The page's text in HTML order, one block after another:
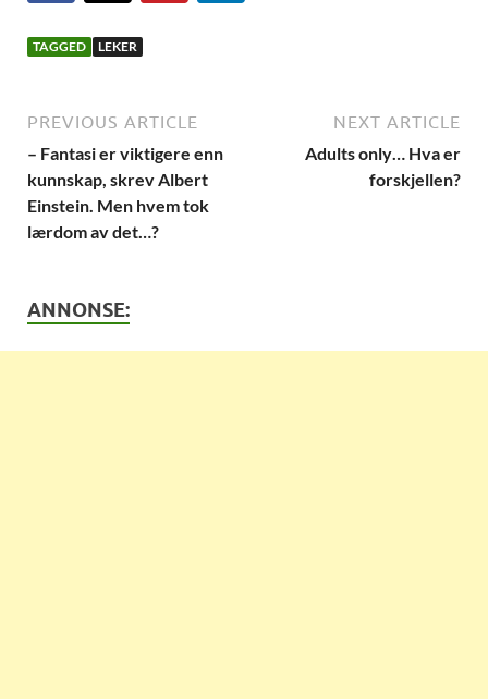
TAGGED LEKER
PREVIOUS ARTICLE
– Fantasi er viktigere enn
kunnskap, skrev Albert
Einstein. Men hvem tok
lærdom av det…?
NEXT ARTICLE
Adults only… Hva er
forskjellen?
ANNONSE: